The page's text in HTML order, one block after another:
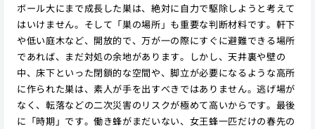
ボール大にまで成長した巣は、絶対に自力で駆除しようと考えて
はいけません。そして「巣の場所」も重要な判断材料です。軒下
や低い庭木など、開放的で、万が一の際にすぐに避難できる場所
であれば、まだ対処の余地があります。しかし、天井裏や壁の
中、床下といった閉鎖的な空間や、脚立が必要になるような高所
に作られた巣は、素人が手を出すべきではありません。逃げ場が
なく、転落などの二次災害のリスクが極めて高いからです。最後
に「時期」です。働き蜂がまだいない、女王蜂一匹だけの春先の